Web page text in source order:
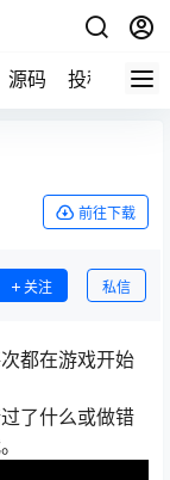
源码 投稿 关于
前往下载
关注 私信
都在游戏开始
了什么或做错